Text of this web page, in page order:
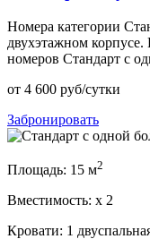
Номера категории
двухэтажном
номеров Стандарт с
от 4 600 руб/сутки
Забронировать
Площадь: 15 м2
Вместимость: x 2
Кровати: 1